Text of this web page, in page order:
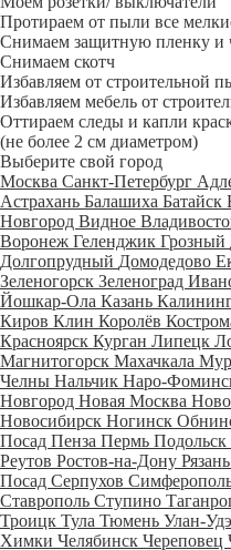
Протираем от пыли все
Снимаем защитную пленку и
Снимаем скотч
Избавляем от строительной
Избавляем мебель от
Оттираем следы и капли
(не более 2 см диаметром)
Выберите свой город
Москва Санкт-Петербург
Астрахань Балашиха Батайск
Новгород Видное
Воронеж Геленджик Грозный
Долгопрудный Домодедово
Зеленогорск Зеленоград
Йошкар-Ола Казань
Киров Клин Королёв
Красноярск Курган Липецк
Магнитогорск Махачкала
Челны Нальчик Наро-
Новгород Новая Москва
Новосибирск Ногинск
Посад Пенза Пермь Подольск
Реутов Ростов-на-Дону Рязань
Посад Серпухов
Ставрополь Ступино
Троицк Тула Тюмень Улан-Удэ
Химки Челябинск Череповец